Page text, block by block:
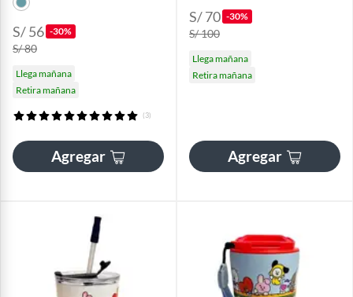
S/ 56 -30%
S/ 80
Llega mañana
Retira mañana
(3)
Agregar
S/ 70 -30%
S/ 100
Llega mañana
Retira mañana
Agregar